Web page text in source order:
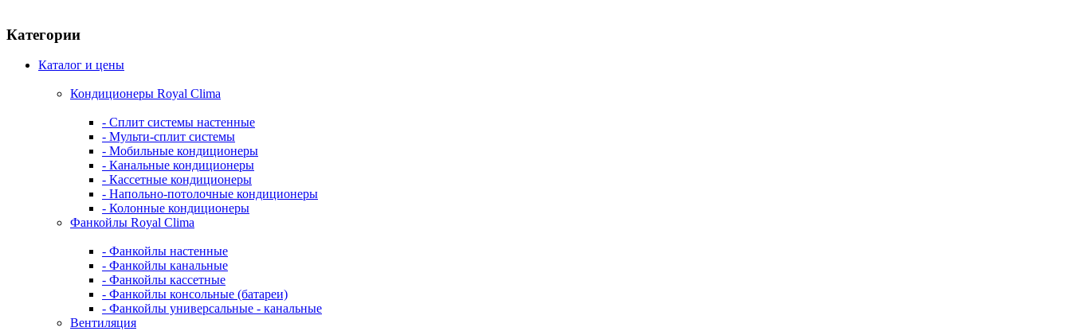
Категории
Каталог и цены
Кондиционеры Royal Clima
- Сплит системы настенные
- Мульти-сплит системы
- Мобильные кондиционеры
- Канальные кондиционеры
- Кассетные кондиционеры
- Напольно-потолочные кондиционеры
- Колонные кондиционеры
Фанкойлы Royal Clima
- Фанкойлы настенные
- Фанкойлы канальные
- Фанкойлы кассетные
- Фанкойлы консольные (батареи)
- Фанкойлы универсальные - канальные
Вентиляция